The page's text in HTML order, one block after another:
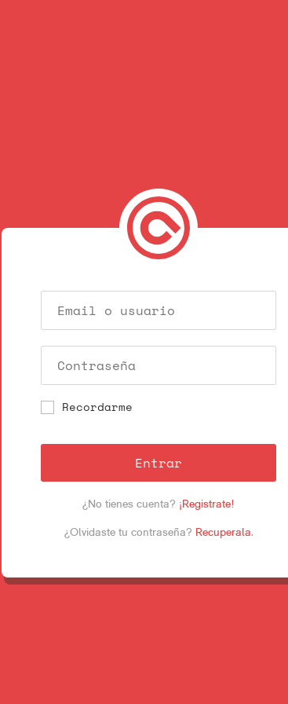
Recordarme
Entrar
¿No tienes cuenta? ¡Registrate!
¿Olvidaste tu contraseña? Recuperala.